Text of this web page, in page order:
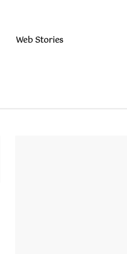
Web Stories